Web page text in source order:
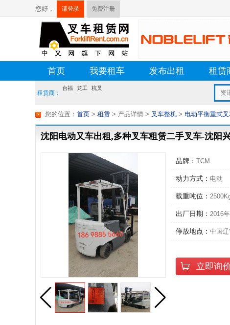
您好， 请登录 免费注册
首页 我要租车 发布出租 租赁
租赁商：
台福 龙工 杭叉
资
您的位置： 首页 > 租赁 > 叉车整机 > 电动平衡重式
> 产品详情
沈阳电动又车出租,多种叉车租赁二手叉车-沈阳
品牌： TCM
动力方式： 电动
载重吨位：
出厂日期： 2016年
停放地点： 中国
立即询